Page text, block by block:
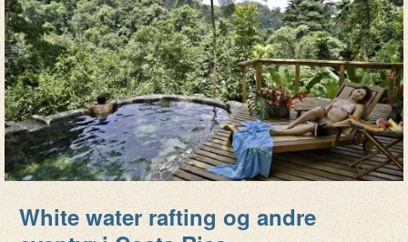
White water rafting og andre